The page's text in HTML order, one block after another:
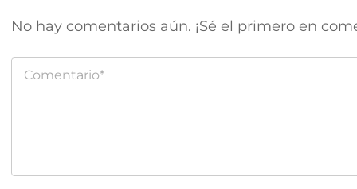
No hay comentarios aún. ¡Sé el primero en